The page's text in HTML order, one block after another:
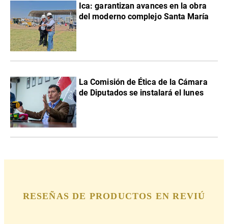
Ica: garantizan avances en la obra
del moderno complejo Santa María
La Comisión de Ética de la Cámara
de Diputados se instalará el lunes